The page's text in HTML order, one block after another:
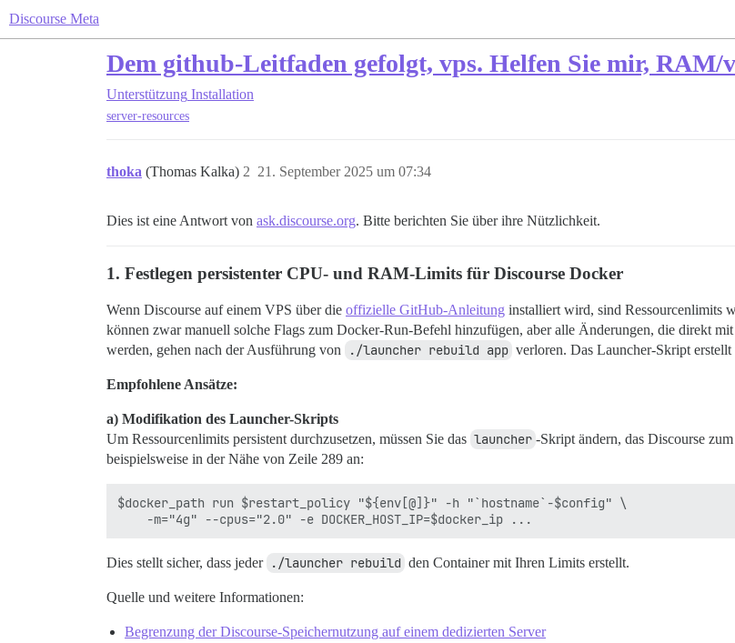
Discourse Meta
Dem github-Leitfaden gefolgt, vps. Helfen Sie mir, RAM/
Unterstützung Installation
server-resources
thoka (Thomas Kalka) 21. September 2025 um 07:34
2
Dies ist eine Antwort von ask.discourse.org. Bitte berichten Sie über ihre Nützlichkeit.
1. Festlegen persistenter CPU- und RAM-Limits für Discourse Docker
Wenn Discourse auf einem VPS über die offizielle GitHub-Anleitung installiert wird, sind Ressourcenlimits
können zwar manuell solche Flags zum Docker-Run-Befehl hinzufügen, aber alle Änderungen, die direkt mit
werden, gehen nach der Ausführung von
./launcher rebuild app verloren. Das Launcher-Skript
Empfohlene Ansätze:
a) Modifikation des Launcher-Skripts
Um Ressourcenlimits persistent durchzusetzen, müssen Sie das launcher -Skript ändern, das Discourse
beispielsweise in der Nähe von Zeile 289 an:
$docker_path run $restart_policy "${env[@]}" -h "`hostname`-$config" \
Dies stellt sicher, dass jeder ./launcher rebuild den Container mit Ihren Limits erstellt.
Quelle und weitere Informationen:
Begrenzung der Discourse-Speichernutzung auf einem dedizierten Server